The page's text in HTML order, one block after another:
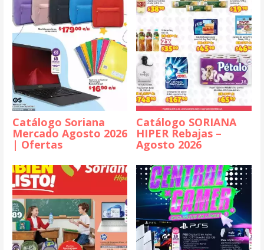
Catálogo Soriana
Mercado Agosto 2026
| Ofertas
Catálogo SORIANA
HIPER Rebajas –
Agosto 2026